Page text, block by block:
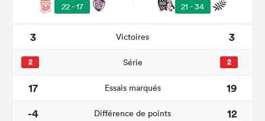
22 - 17 21 - 34
3 Victoires 3
2 Série 2
17 Essais marqués
19
-4
Différence de points
12